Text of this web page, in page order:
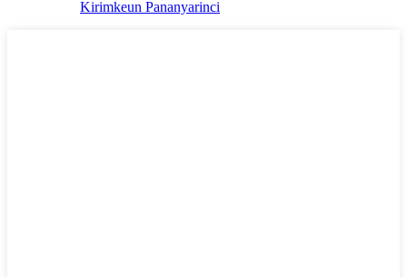
Kirimkeun Pananyarinci